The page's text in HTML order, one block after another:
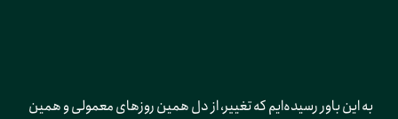
به این باور رسیده‌ایم که تغییر، از دل همین روزهای معمولی و همین